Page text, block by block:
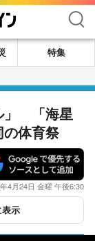
検索
特集
」 「海星
体育祭
4月24日 金曜 午後6:30
示